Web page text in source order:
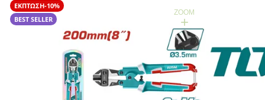
ΕΚΠΤΩΣΗ-10%
BEST SELLER
ZOOM
+